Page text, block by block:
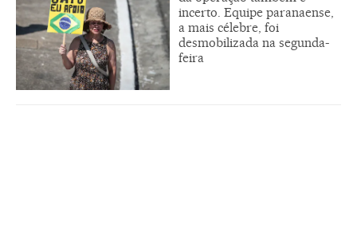
incerto. Equipe paranaense,
a mais célebre, foi
desmobilizada na segunda-
feira